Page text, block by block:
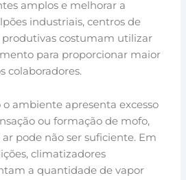
amplos e melhorar a
industriais, centros de
produtivas costumam utilizar
para proporcionar maior
colaboradores.
ambiente apresenta excesso
ou formação de mofo,
pode não ser suficiente. Em
climatizadores
a quantidade de vapor